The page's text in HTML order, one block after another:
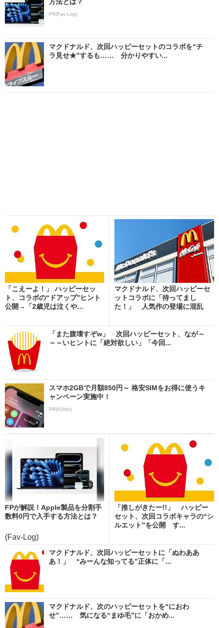
PR(Fav-Log)
マクドナルド、次回ハッピーセットのコラボを“チ
ラ見せ★”するも…… 分かりやすい...
「こえーよ！」 ハッピーセッ
ト、コラボの“ドアップ”ヒント
公開→「2歳児は泣くや...
マクドナルド、次回ハッピーセ
ットコラボに「待ってまし
た！」 人気作の登場に混乱
「また腹壊すぞw」 次回ハッピーセット、なが～
～～いヒントに「絶対欲しい」「今回...
スマホ2GBで月額850円～ 格安SIMをお得に使うキ
ャンペーン実施中！
PR(IIJmio)
FPが解説！Apple製品を分割手
数料0円で入手する方法とは？
(Fav-Log)
「推しがきたー!!」 ハッピー
セット、次回コラボキャラの“シ
ルエット”を公開 す...
マクドナルド、次回ハッピーセットに「ぬわああ
あ！」 “みーんな知ってる”正体に「...
マクドナルド、次のハッピーセットを“におわ
せ”…… 気になる“まゆ毛”に「おかめ...